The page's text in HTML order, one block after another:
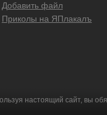
Добавить файл
Приколы на ЯПлакалъ
настоящий сайт, вы